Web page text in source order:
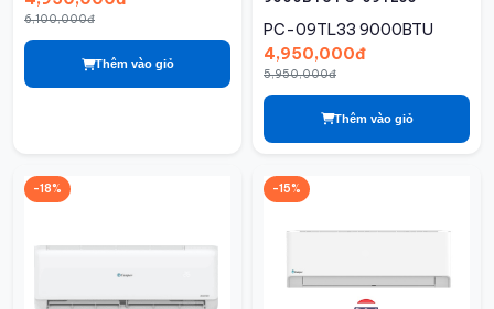
6,100,000đ
Thêm vào giỏ
PC-09TL33 9000BTU
4,950,000đ
5,950,000đ
Thêm vào giỏ
-18% -15%